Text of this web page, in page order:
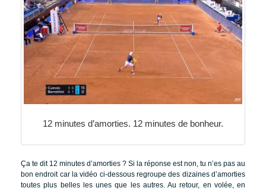
12 minutes d’amorties. 12 minutes de bonheur.
Ça te dit 12 minutes d’amorties ? Si la réponse est non, tu n’es pas au
bon endroit car la vidéo ci-dessous regroupe des dizaines d’amorties
toutes plus belles les unes que les autres. Au retour, en volée, en